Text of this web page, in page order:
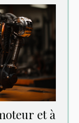
et à